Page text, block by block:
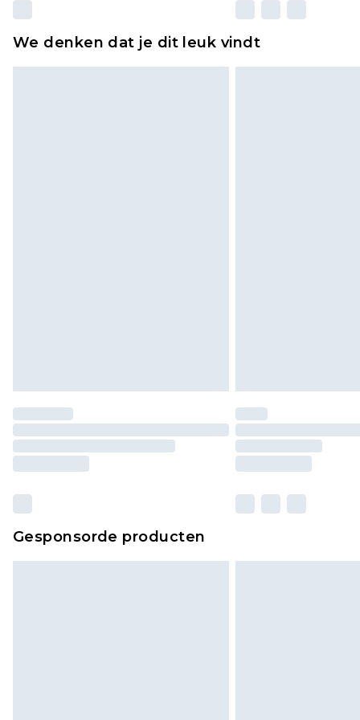
We denken dat je dit leuk vindt
Gesponsorde producten